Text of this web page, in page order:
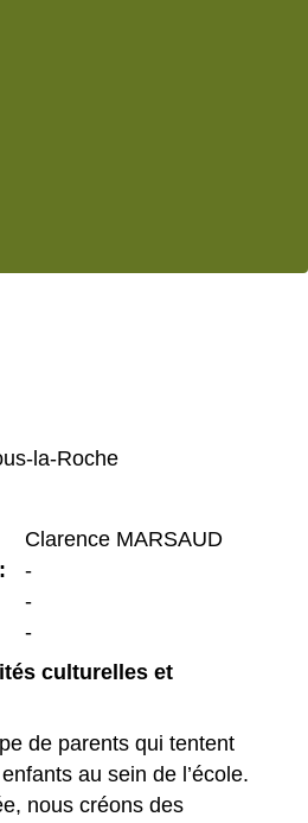
la-Roche
Clarence MARSAUD
-
-
-
culturelles et
de parents qui tentent
au sein de l’école.
nous créons des